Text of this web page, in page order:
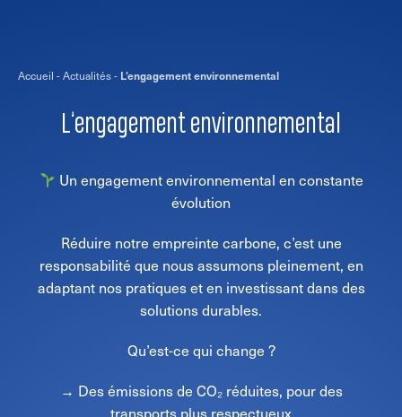
Accueil -Actualités- L’engagement environnemental
L’engagement environnemental
Un engagement environnemental en constante
évolution
Réduire notre empreinte carbone, c’est une
responsabilité que nous assumons pleinement, en
adaptant nos pratiques et en investissant dans des
solutions durables.
Qu’est-ce qui change ?
→ Des émissions de CO₂ réduites, pour des
transports plus respectueux